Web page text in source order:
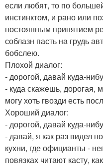
если любят, то по
инстинктом, и рано или
постоянным принятием
соблазн пасть на грудь
бобслею.
Плохой диалог:
- дорогой, давай куда-
- куда скажешь, дорогая,
могу хоть гвозди есть
Хороший диалог:
- дорогой, давай куда-
- давай, я как раз видел
кухни, где официанты -
повязках читают касту,